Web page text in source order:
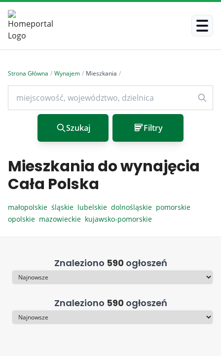
Strona Główna / Wynajem / Mieszkania /
Szukaj Filtry
Mieszkania do wynajęcia
Cała Polska
małopolskie śląskie lubelskie dolnośląskie pomorskie
opolskie mazowieckie kujawsko-pomorskie
Znaleziono 590 ogłoszeń
Sortowanie
Znaleziono 590 ogłoszeń
Sortowanie